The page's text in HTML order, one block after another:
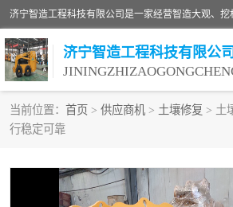
济宁智造工程科技有限公司
当前位置： 首页 > 供应商机 > 土壤修复 > 土
行稳定可靠
振动夯
铣挖机 移动